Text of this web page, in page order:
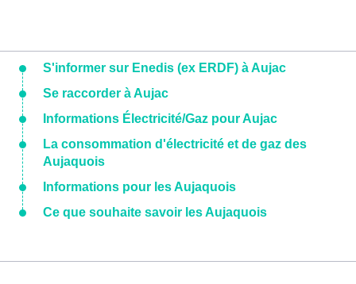
S'informer sur Enedis (ex ERDF) à Aujac
Se raccorder à Aujac
Informations Électricité/Gaz pour Aujac
La consommation d'électricité et de gaz des
Aujaquois
Informations pour les Aujaquois
Ce que souhaite savoir les Aujaquois